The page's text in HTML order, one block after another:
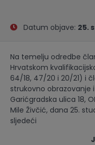
Datum objave: 25.
Na temelju odredbe
Hrvatskom
64/18, 47/20 i 20/21) i
strukovno obrazovanje
Garićgradska ulica 18,
Mile Živčić, dana 25.
sljedeći